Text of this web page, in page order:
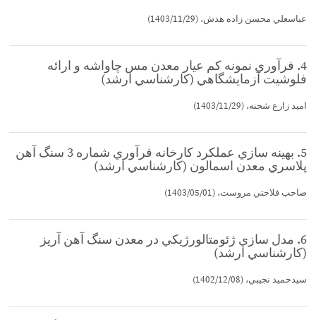
عباسعلي محسن زاده هدش، (1403/11/29)
4. فرآوري نمونه كم عيار معدن مس چاواشه و ارائه
فلوشيت آزمايشگاهي (كارشناسي ارشد)
اميد زارع شحنه، (1403/11/29)
5. بهينه سازي عملكرد كارخانه فرآوري شماره 3 سنگ آهن
پلاسري معدن اسمالون (كارشناسي ارشد)
صاحب فلاحتي مروست، (1403/05/01)
6. مدل سازي ژئومتالورژيكي در معدن سنگ آهن آريز
(كارشناسي ارشد)
سيدحميد نجيبي، (1402/12/08)